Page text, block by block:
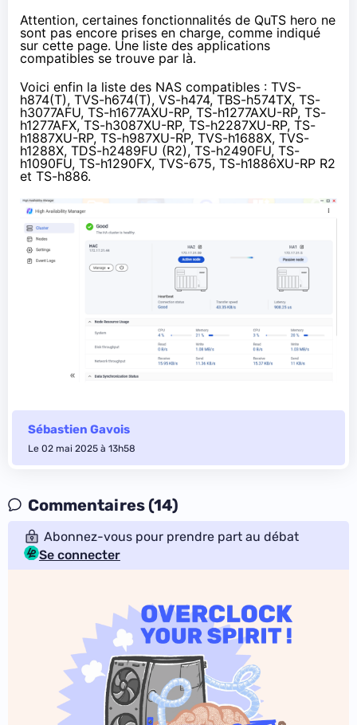
Attention, certaines fonctionnalités de QuTS hero ne
sont pas encore prises en charge, comme indiqué
sur cette page. Une liste des applications
compatiblesse trouve par là.
Voici enfin la liste des NAS compatibles : TVS-
h874(T), TVS-h674(T), VS-h474, TBS-h574TX, TS-
h3077AFU, TS-h1677AXU-RP, TS-h1277AXU-RP, TS-
h1277AFX, TS-h3087XU-RP, TS-h2287XU-RP, TS-
h1887XU-RP, TS-h987XU-RP, TVS-h1688X, TVS-
h1288X, TDS-h2489FU (R2), TS-h2490FU, TS-
h1090FU, TS-h1290FX, TVS-675, TS-h1886XU-RP R2
et TS-h886.
Sébastien Gavois
Le 02 mai 2025 à 13h58
Commentaires (14)
Abonnez-vous pour prendre part au débat
Se connecter